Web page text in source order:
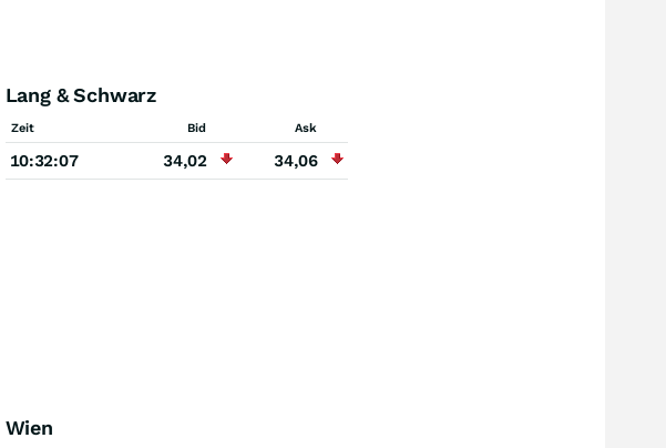
Lang & Schwarz
Zeit Bid Ask
10:32:07 34,02 34,06
Wien